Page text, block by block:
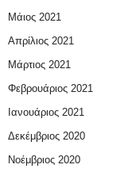
Μάιος 2021
Απρίλιος 2021
Μάρτιος 2021
Φεβρουάριος 2021
Ιανουάριος 2021
Δεκέμβριος 2020
Νοέμβριος 2020